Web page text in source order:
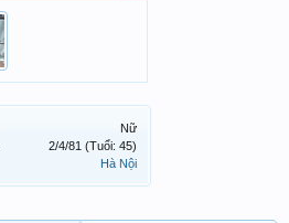
Nữ
2/4/81 (Tuổi: 45)
Hà Nội